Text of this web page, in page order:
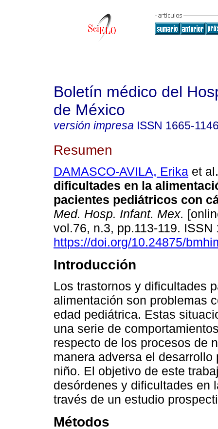
Boletín médico del
de México
versión impresa ISSN 1665-
Resumen
DAMASCO-AVILA, Erika et al.
dificultades en la
pacientes pediátricos con
Med. Hosp. Infant. Mex.
vol.76, n.3, pp.113-119.
https://doi.org/10.24875/
Introducción
Los trastornos y dificultades
alimentación son problemas
edad pediátrica. Estas
una serie de
respecto de los procesos de
manera adversa el
niño. El objetivo de este
desórdenes y dificultades en
través de un estudio
Métodos